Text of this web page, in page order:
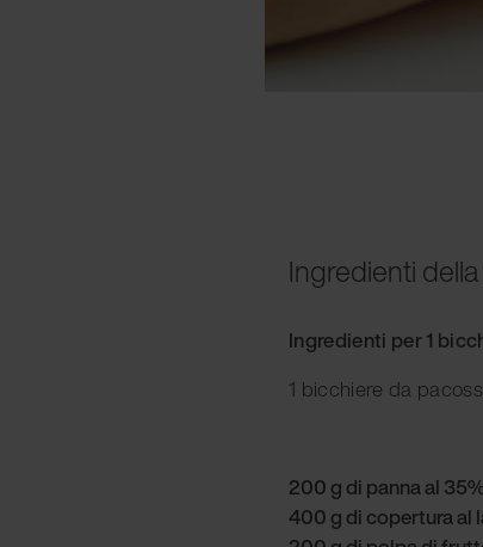
Ingredienti
Ingredienti per 1
1 bicchiere da
200 g di panna al
400 g di copertura al